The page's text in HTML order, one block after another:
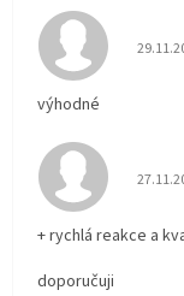
výhodné
+ rychlá reakce a
doporučuji